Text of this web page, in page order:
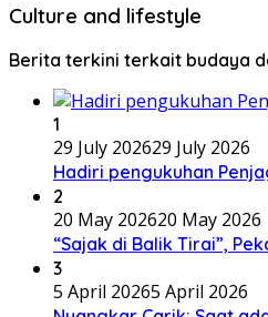
Culture and lifestyle
Berita terkini terkait budaya
1
29 July 202629 July 2026
Hadiri pengukuhan
2
20 May 202620 May 2026
“Sajak di Balik Tirai”,
3
5 April 20265 April 2026